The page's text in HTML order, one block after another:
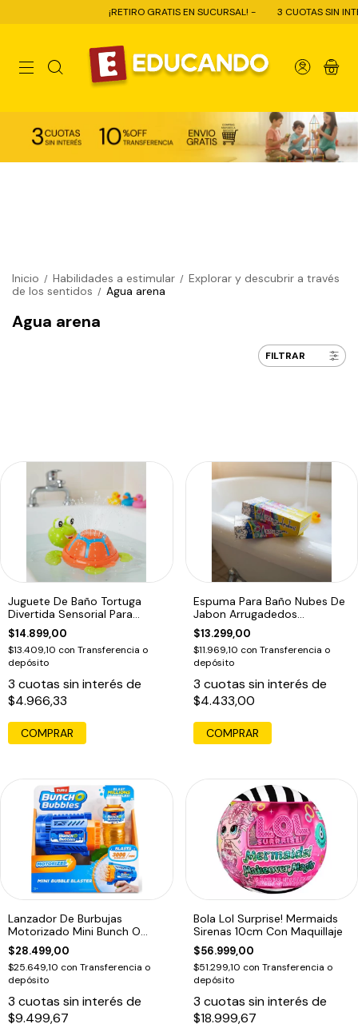
¡RETIRO GRATIS EN SUCURSAL! - 3 CUOTAS SIN INTERÉS -
0
Inicio / Habilidades a estimular / Explorar y descubrir a través
de los sentidos / Agua arena
Agua arena
FILTRAR
Juguete De Baño Tortuga
Divertida Sensorial Para
Bebes
$14.899,00
$13.409,10 con Transferencia o
depósito
3 cuotas sin interés de
$4.966,33
Espuma Para Baño Nubes De
Jabon Arrugadedos
Educando Unico
$13.299,00
$11.969,10 con Transferencia o
depósito
3 cuotas sin interés de
$4.433,00
Lanzador De Burbujas
Motorizado Mini Bunch O
Bubbles Azul Marino
$28.499,00
$25.649,10 con Transferencia o
depósito
3 cuotas sin interés de
$9.499,67
Bola Lol Surprise! Mermaids
Sirenas 10cm Con Maquillaje
$56.999,00
$51.299,10 con Transferencia o
depósito
3 cuotas sin interés de
$18.999,67